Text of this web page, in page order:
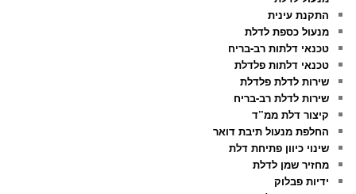
התקנת עינית
מנעול כספת לדלת
טכנאי דלתות רב-בריח
טכנאי דלתות פלדלת
שירות לדלת פלדלת
שירות לדלת רב-בריח
קיצור דלת ממ”ד
החלפת מנעול תיבת דואר
שינוי כיוון פתיחת דלת
מחזיר שמן לדלת
ידיות פבלוק